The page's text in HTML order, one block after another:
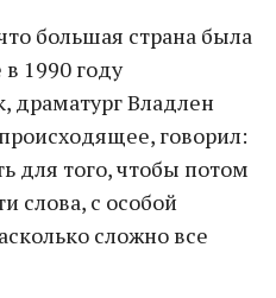
большая страна была
1990 году
драматург Владлен
говорил:
для того, чтобы потом
слова, с особой
сложно все